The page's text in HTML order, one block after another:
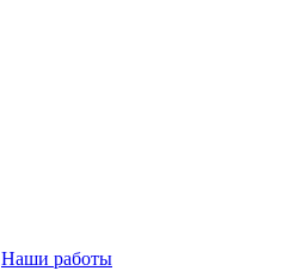
Наши работы